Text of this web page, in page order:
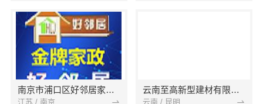
南京市浦口区好邻居家政服务中心
江苏 / 南京
云南至高新型建材有限公司
云南 / 昆明